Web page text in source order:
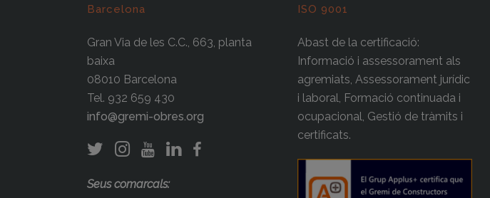
Barcelona
Gran Via de les C.C., 663, planta
baixa
08010 Barcelona
Tel. 932 659 430
info@gremi-obres.org
Seus comarcals:
ISO 9001
Abast de la certificació:
Informació i assessorament als
agremiats, Assessorament jurídic
i laboral, Formació continuada i
ocupacional, Gestió de tràmits i
certificats.